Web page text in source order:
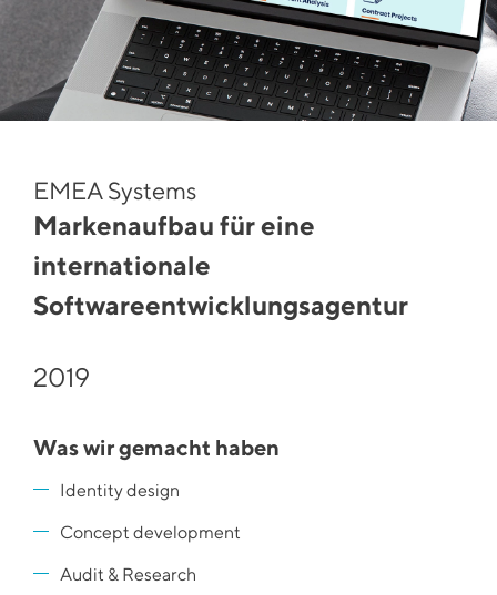
EMEA Systems
Markenaufbau für eine
internationale
Softwareentwicklungsagentur
2019
Was wir gemacht haben
Identity design
Concept development
Audit & Research